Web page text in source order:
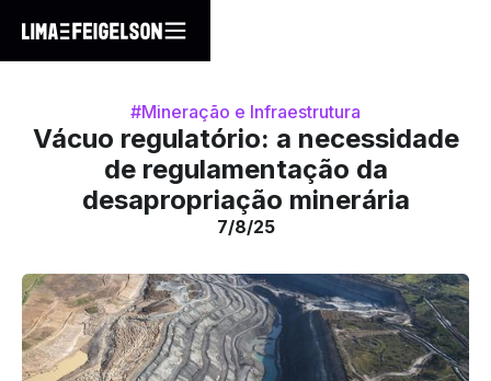
#Mineração e Infraestrutura
Vácuo regulatório: a necessidade
de regulamentação da
desapropriação minerária
7/8/25